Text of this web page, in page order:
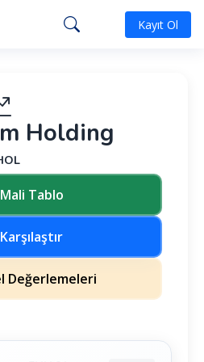
Kayıt Ol
Holding
Tablo
Karşılaştır
Değerlemeleri